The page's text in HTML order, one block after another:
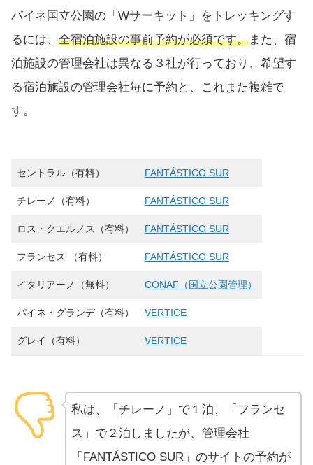
パイネ国立公園の「Wサーキット」をトレッキングす
るには、 全宿泊施設の事前予約が必須です。また、宿
泊施設の管理会社は異なる３社が行っており、希望す
る宿泊施設の管理会社毎に予約と、これまた複雑で
す。
セントラル（有料） FANTÁSTICO SUR
チレーノ（有料） FANTÁSTICO SUR
ロス・クエルノス（有料） FANTÁSTICO SUR
フランセス （有料） FANTÁSTICO SUR
イタリアーノ（無料） CONAF（国立公園管理）
パイネ・グランデ（有料） VERTICE
グレイ（有料） VERTICE
私は、「チレーノ」で１泊、「フランセ
ス」で２泊しましたが、管理会社
「FANTÁSTICO SUR」のサイトの予約が